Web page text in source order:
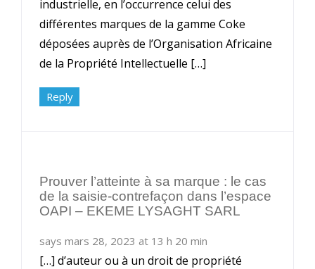
industrielle, en l’occurrence celui des
différentes marques de la gamme Coke
déposées auprès de l’Organisation Africaine
de la Propriété Intellectuelle […]
Reply
Prouver l’atteinte à sa marque : le cas
de la saisie-contrefaçon dans l’espace
OAPI – EKEME LYSAGHT SARL
says mars 28, 2023 at 13 h 20 min
[…] d’auteur ou à un droit de propriété